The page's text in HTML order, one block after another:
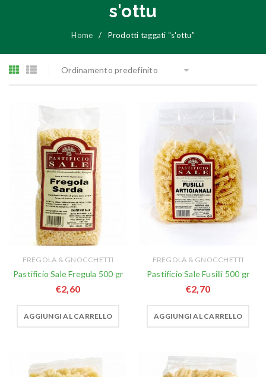
s'ottu
Home / Prodotti taggati “s'ottu”
Ordinamento predefinito
FREGOLA & GNOCCHETTI
Pastificio Sale Fregula 500 gr
€2,60
AGGIUNGI AL CARRELLO
FREGOLA & GNOCCHETTI
Pastificio Sale Fusilli 500 gr
€2,70
AGGIUNGI AL CARRELLO